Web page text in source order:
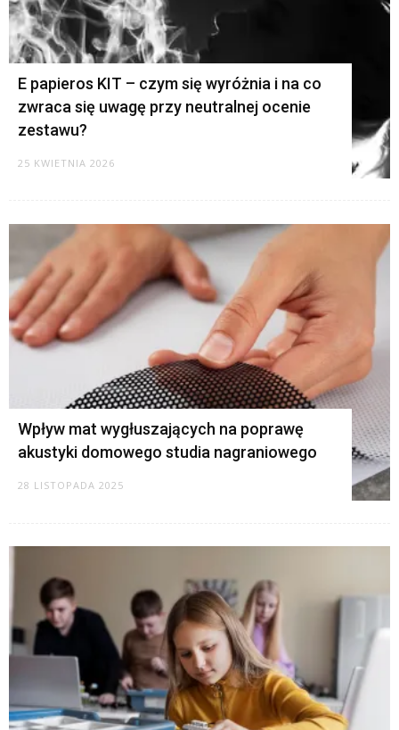
E papieros KIT – czym się wyróżnia i na co
zwraca się uwagę przy neutralnej ocenie
zestawu?
25 KWIETNIA 2026
Wpływ mat wygłuszających na poprawę
akustyki domowego studia nagraniowego
28 LISTOPADA 2025